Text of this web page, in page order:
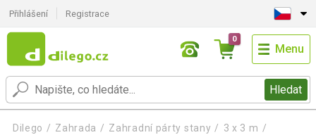
Přihlášení Registrace
Hledat
0
Menu
Dilego Zahrada Zahradní párty stany
3 x 3 m